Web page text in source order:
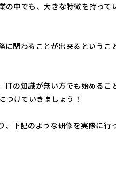
中でも、大きな特徴を持って
関わることが出来るというこ
の知識が無い方でも始めるこ
つけていきましょう！
下記のような研修を実際に行